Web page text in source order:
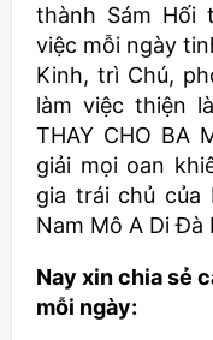
thành Sám Hối
việc mỗi ngày
Kinh, trì Chú,
làm việc thiện
THAY CHO BA
giải mọi oan
gia trái chủ của
Nam Mô A Di Đà
Nay xin chia sẻ
mỗi ngày: